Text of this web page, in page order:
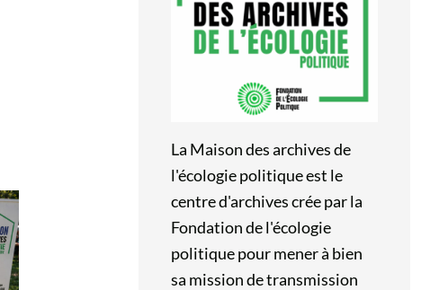
La Maison des archives de
l'écologie politique est le
centre d'archives crée par la
Fondation de l'écologie
politique pour mener à bien
sa mission de transmission